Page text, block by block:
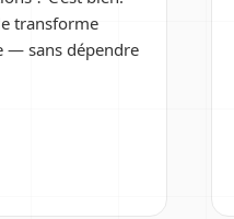
transforme
— sans dépendre